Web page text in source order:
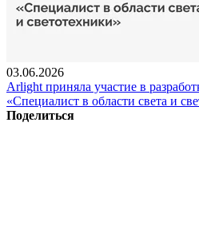
03.06.2026
Arlight приняла участие в
«Специалист в области света и
Поделиться